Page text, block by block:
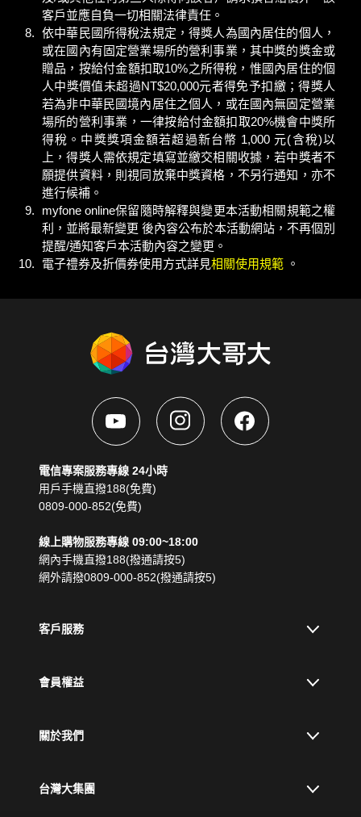
客戶並應自負一切相關法律責任。
依中華民國所得稅法規定，得獎人為國內居住的個人，
或在國內有固定營業場所的營利事業，其中獎的獎金或
贈品，按給付金額扣取10%之所得稅，惟國內居住的個
人中獎價值未超過NT$20,000元者得免予扣繳；得獎人
若為非中華民國境內居住之個人，或在國內無固定營業
場所的營利事業，一律按給付金額扣取20%機會中獎所
得稅。中獎獎項金額若超過新台幣 1,000 元(含稅)以
上，得獎人需依規定填寫並繳交相關收據，若中獎者不
願提供資料，則視同放棄中獎資格，不另行通知，亦不
進行候補。
myfone online保留隨時解釋與變更本活動相關規範之權
利，並將最新變更 後內容公布於本活動網站，不再個別
提醒/通知客戶本活動內容之變更。
電子禮券及折價券使用方式詳見相關使用規範 。
電信專案服務專線 24小時
用戶手機直撥188(免費)
0809-000-852(免費)
線上購物服務專線 09:00~18:00
網內手機直撥188(撥通請按5)
網外請撥0809-000-852(撥通請按5)
客戶服務
會員權益
關於我們
台灣大集團